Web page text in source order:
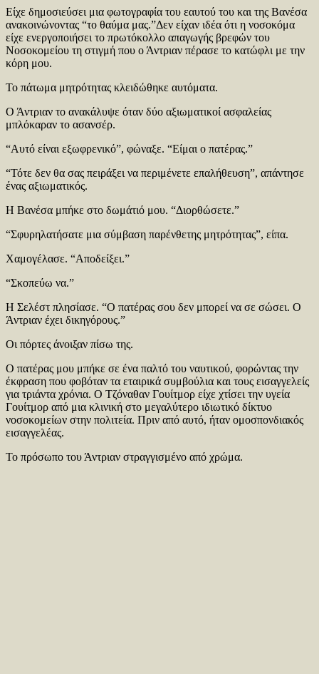
Είχε δημοσιεύσει μια φωτογραφία του εαυτού του και της Βανέσα
ανακοινώνοντας “το θαύμα μας.”Δεν είχαν ιδέα ότι η νοσοκόμα
είχε ενεργοποιήσει το πρωτόκολλο απαγωγής βρεφών του
Νοσοκομείου τη στιγμή που ο Άντριαν πέρασε το κατώφλι με την
κόρη μου.
Το πάτωμα μητρότητας κλειδώθηκε αυτόματα.
Ο Άντριαν το ανακάλυψε όταν δύο αξιωματικοί ασφαλείας
μπλόκαραν το ασανσέρ.
“Αυτό είναι εξωφρενικό”, φώναξε. “Είμαι ο πατέρας.”
“Τότε δεν θα σας πειράξει να περιμένετε επαλήθευση”, απάντησε
ένας αξιωματικός.
Η Βανέσα μπήκε στο δωμάτιό μου. “Διορθώσετε.”
“Σφυρηλατήσατε μια σύμβαση παρένθετης μητρότητας”, είπα.
Χαμογέλασε. “Αποδείξει.”
“Σκοπεύω να.”
Η Σελέστ πλησίασε. “Ο πατέρας σου δεν μπορεί να σε σώσει. Ο
Άντριαν έχει δικηγόρους.”
Οι πόρτες άνοιξαν πίσω της.
Ο πατέρας μου μπήκε σε ένα παλτό του ναυτικού, φορώντας την
έκφραση που φοβόταν τα εταιρικά συμβούλια και τους εισαγγελείς
για τριάντα χρόνια. Ο Τζόναθαν Γουίτμορ είχε χτίσει την υγεία
Γουίτμορ από μια κλινική στο μεγαλύτερο ιδιωτικό δίκτυο
νοσοκομείων στην πολιτεία. Πριν από αυτό, ήταν ομοσπονδιακός
εισαγγελέας.
Το πρόσωπο του Άντριαν στραγγισμένο από χρώμα.